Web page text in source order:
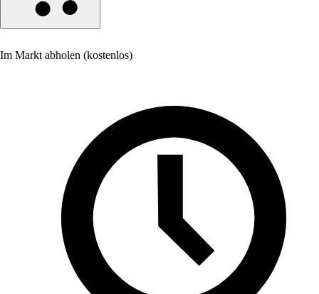
Im Markt abholen (kostenlos)